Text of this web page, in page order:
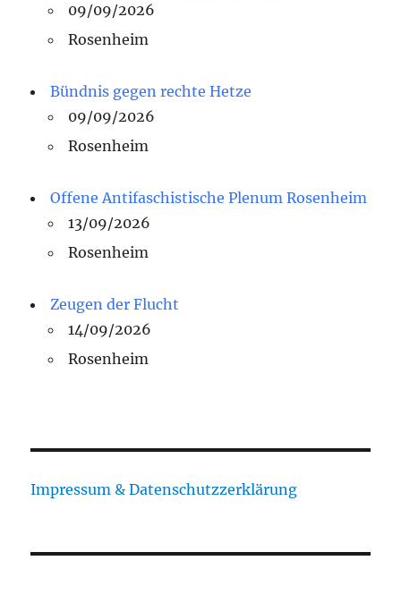
09/09/2026
Rosenheim
Bündnis gegen rechte Hetze
09/09/2026
Rosenheim
Offene Antifaschistische Plenum Rosenheim
13/09/2026
Rosenheim
Zeugen der Flucht
14/09/2026
Rosenheim
Impressum & Datenschutzzerklärung